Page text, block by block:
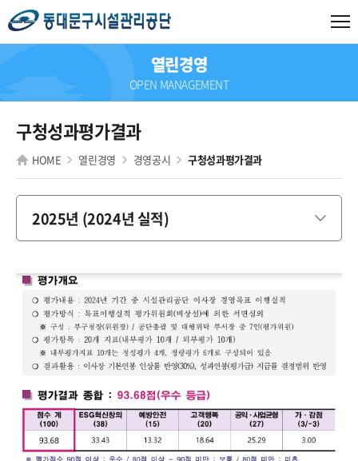
열린경영
OPEN MANAGEMENT
구청성과평가결과
HOME 열린경영 경영공시 구청성과평가결과